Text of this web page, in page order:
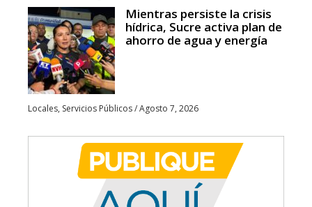
Mientras persiste la crisis
hídrica, Sucre activa plan de
ahorro de agua y energía
Locales, Servicios Públicos/Agosto 7, 2026